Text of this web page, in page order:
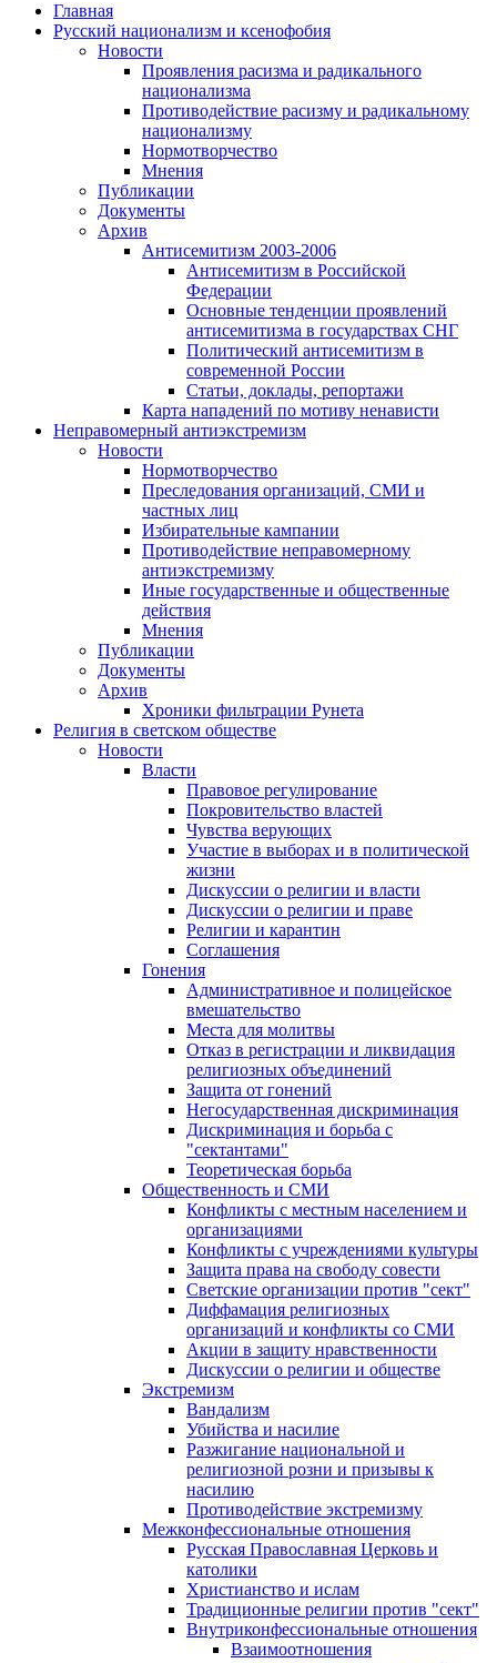
Главная
Русский национализм и ксенофобия
Новости
Проявления расизма и радикального
национализма
Противодействие расизму и радикальному
национализму
Нормотворчество
Мнения
Публикации
Документы
Архив
Антисемитизм 2003-2006
Антисемитизм в Российской
Федерации
Основные тенденции проявлений
антисемитизма в государствах СНГ
Политический антисемитизм в
современной России
Статьи, доклады, репортажи
Карта нападений по мотиву ненависти
Неправомерный антиэкстремизм
Новости
Нормотворчество
Преследования организаций, СМИ и
частных лиц
Избирательные кампании
Противодействие неправомерному
антиэкстремизму
Иные государственные и общественные
действия
Мнения
Публикации
Документы
Архив
Хроники фильтрации Рунета
Религия в светском обществе
Новости
Власти
Правовое регулирование
Покровительство властей
Чувства верующих
Участие в выборах и в политической
жизни
Дискуссии о религии и власти
Дискуссии о религии и праве
Религии и карантин
Соглашения
Гонения
Административное и полицейское
вмешательство
Места для молитвы
Отказ в регистрации и ликвидация
религиозных объединений
Защита от гонений
Негосударственная дискриминация
Дискриминация и борьба с
"сектантами"
Теоретическая борьба
Общественность и СМИ
Конфликты с местным населением и
организациями
Конфликты с учреждениями культуры
Защита права на свободу совести
Светские организации против "сект"
Диффамация религиозных
организаций и конфликты со СМИ
Акции в защиту нравственности
Дискуссии о религии и обществе
Экстремизм
Вандализм
Убийства и насилие
Разжигание национальной и
религиозной розни и призывы к
насилию
Противодействие экстремизму
Межконфессиональные отношения
Русская Православная Церковь и
католики
Христианство и ислам
Традиционные религии против "сект"
Внутриконфессиональные отношения
Взаимоотношения